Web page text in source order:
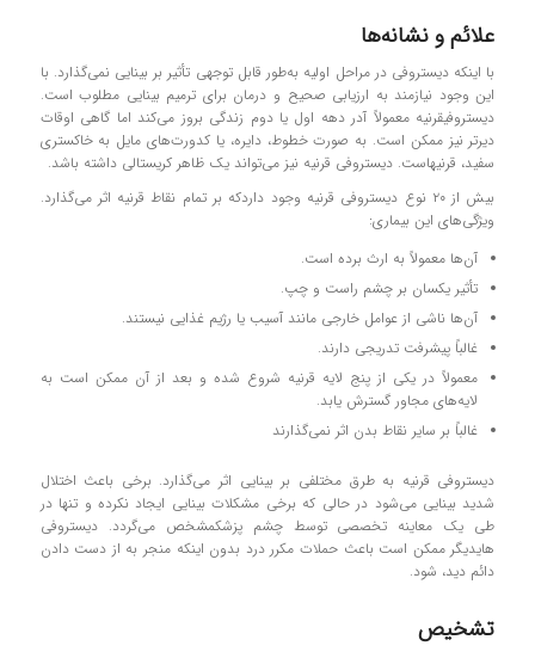
علائم و نشانه‌ها
با اینکه دیستروفی در مراحل اولیه به‌طور قابل توجهی تأثیر بر بینایی نمی‌گذارد. با
این وجود نیازمند به ارزیابی صحیح و درمان برای ترمیم بینایی مطلوب است.
دیستروفیقرنیه معمولاً آدر دهه اول یا دوم زندگی بروز می‌کند اما گاهی اوقات
دیرتر نیز ممکن است. به صورت خطوط، دایره، یا کدورت‌های مایل به خاکستری
سفید، قرنیهاست. دیستروفی قرنیه نیز می‌تواند یک ظاهر کریستالی داشته باشد.
بیش از ۲۰ نوع دیستروفی قرنیه وجود داردکه بر تمام نقاط قرنیه اثر می‌گذارد.
ویژگی‌های این بیماری:
آن‌ها معمولاً به ارث برده است.
تأثیر یکسان بر چشم راست و چپ.
آن‌ها ناشی از عوامل خارجی مانند آسیب یا رژیم غذایی نیستند.
غالباً پیشرفت تدریجی دارند.
معمولاً در یکی از پنج لایه قرنیه شروع شده و بعد از آن ممکن است به
لایه‌های مجاور گسترش یابد.
غالباً بر سایر نقاط بدن اثر نمی‌گذارند
دیستروفی قرنیه به طرق مختلفی بر بینایی اثر می‌گذارد. برخی باعث اختلال
شدید بینایی می‌شود در حالی که برخی مشکلات بینایی ایجاد نکرده و تنها در
طی یک معاینه تخصصی توسط چشم پزشکمشخص می‌گردد. دیستروفی
هایدیگر ممکن است باعث حملات مکرر درد بدون اینکه منجر به از دست دادن
دائم دید، شود.
تشخیص